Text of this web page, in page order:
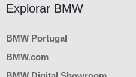
Explorar BMW
BMW Portugal
BMW.com